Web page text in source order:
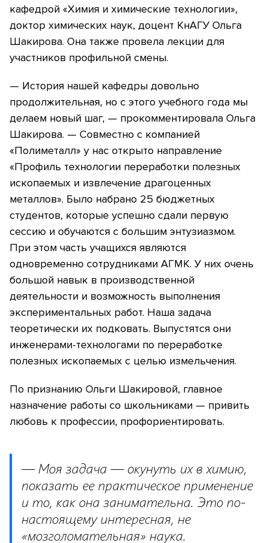
кафедрой «Химия и химические технологии»,
доктор химических наук, доцент КнАГУ Ольга
Шакирова. Она также провела лекции для
участников профильной смены.
— История нашей кафедры довольно
продолжительная, но с этого учебного года мы
делаем новый шаг, — прокомментировала Ольга
Шакирова. — Совместно с компанией
«Полиметалл» у нас открыто направление
«Профиль технологии переработки полезных
ископаемых и извлечение драгоценных
металлов». Было набрано 25 бюджетных
студентов, которые успешно сдали первую
сессию и обучаются с большим энтузиазмом.
При этом часть учащихся являются
одновременно сотрудниками АГМК. У них очень
большой навык в производственной
деятельности и возможность выполнения
экспериментальных работ. Наша задача
теоретически их подковать. Выпустятся они
инженерами-технологами по переработке
полезных ископаемых с целью измельчения.
По признанию Ольги Шакировой, главное
назначение работы со школьниками — привить
любовь к профессии, профориентировать.
— Моя задача — окунуть их в химию,
показать ее практическое применение
и то, как она занимательна. Это по-
настоящему интересная, не
«мозголомательная» наука.